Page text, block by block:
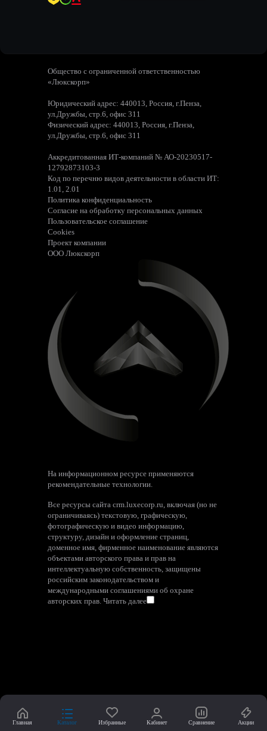
Общество с ограниченной ответственностью
«Люкскорп»
Юридический адрес: 440013, Россия, г.Пенза,
ул.Дружбы, стр.6, офис 311
Физический адрес: 440013, Россия, г.Пенза,
ул.Дружбы, стр.6, офис 311
Аккредитованная ИТ-компаний № АО-20230517-
12792873103-3
Код по перечню видов деятельности в области ИТ:
1.01, 2.01
Политика конфиденциальность
Согласие на обработку персональных данных
Пользовательское соглашение
Cookies
Проект компании
ООО Люкскорп
На информационном ресурсе применяются
рекомендательные технологии.
Все ресурсы сайта crm.luxecorp.ru, включая (но не
ограничиваясь) текстовую, графическую,
фотографическую и видео информацию,
структуру, дизайн и оформление страниц,
доменное имя, фирменное наименование являются
объектами авторского права и прав на
интеллектуальную собственность, защищены
российским законодательством и
международными соглашениями об охране
авторских прав. Читать далее
Главная Каталог Избранные Кабинет Сравнение Акции